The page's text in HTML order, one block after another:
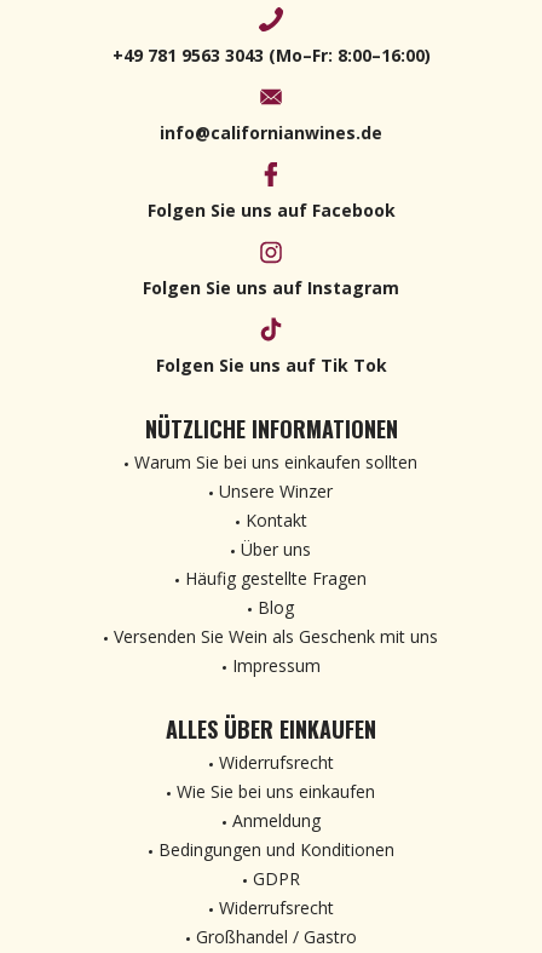
+49 781 9563 3043 (Mo–Fr: 8:00–16:00)
info@californianwines.de
Folgen Sie uns auf Facebook
Folgen Sie uns auf Instagram
Folgen Sie uns auf Tik Tok
NÜTZLICHE INFORMATIONEN
Warum Sie bei uns einkaufen sollten
Unsere Winzer
Kontakt
Über uns
Häufig gestellte Fragen
Blog
Versenden Sie Wein als Geschenk mit uns
Impressum
ALLES ÜBER EINKAUFEN
Widerrufsrecht
Wie Sie bei uns einkaufen
Anmeldung
Bedingungen und Konditionen
GDPR
Widerrufsrecht
Großhandel / Gastro